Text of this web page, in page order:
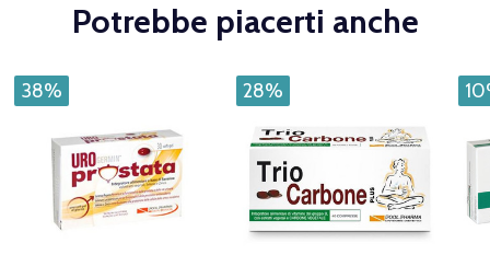
Potrebbe piacerti anche
38% 28%